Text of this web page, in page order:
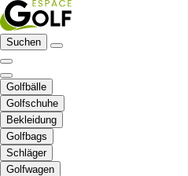
Suchen
Golfbälle
Golfschuhe
Bekleidung
Golfbags
Schläger
Golfwagen